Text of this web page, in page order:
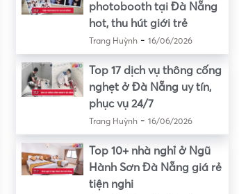
photobooth tại Đà Nẵng
hot, thu hút giới trẻ
Trang Huỳnh- 16/06/2026
Top 17 dịch vụ thông cống
nghẹt ở Đà Nẵng uy tín,
phục vụ 24/7
Trang Huỳnh- 16/06/2026
Top 10+ nhà nghỉ ở Ngũ
Hành Sơn Đà Nẵng giá rẻ
tiện nghi